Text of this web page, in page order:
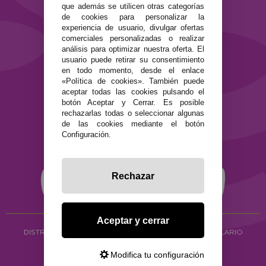
Contacto
SEGURIDAD Y PRIVACIDAD
Términos y condiciones de uso
Política de privacidad
Política de cookies
DISTRIBUCIÓN ALIMENTACIÓN ECOLÓGICA Y HERBOLARIO
Ecocash Productos Orgánicos S.C
que además se utilicen otras categorías
de cookies para personalizar la
experiencia de usuario, divulgar ofertas
comerciales personalizadas o realizar
análisis para optimizar nuestra oferta. El
usuario puede retirar su consentimiento
en todo momento, desde el enlace
«Política de cookies». También puede
aceptar todas las cookies pulsando el
botón Aceptar y Cerrar. Es posible
rechazarlas todas o seleccionar algunas
de las cookies mediante el botón
Configuración.
Rechazar
Aceptar y cerrar
Modifica tu configuración